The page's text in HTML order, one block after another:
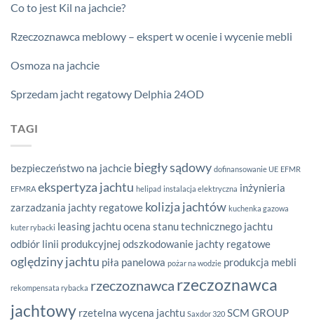
Co to jest Kil na jachcie?
Rzeczoznawca meblowy – ekspert w ocenie i wycenie mebli
Osmoza na jachcie
Sprzedam jacht regatowy Delphia 24OD
TAGI
bezpieczeństwo na jachcie biegły sądowy dofinansowanie UE EFMR
EFMRA ekspertyza jachtu helipad instalacja elektryczna inżynieria
zarzadzania jachty regatowe kolizja jachtów kuchenka gazowa
kuter rybacki leasing jachtuocena stanu technicznego jachtu
odbiór linii produkcyjnej odszkodowanie jachty regatowe
oględziny jachtu piła panelowa pożar na wodzie produkcja mebli
rekompensata rybacka rzeczoznawca rzeczoznawca
jachtowy rzetelna wycena jachtu Saxdor 320 SCM GROUP